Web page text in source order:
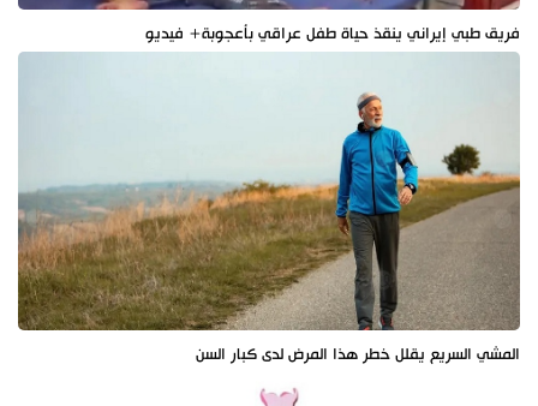
فريق طبي إيراني ينقذ حياة طفل عراقي بأعجوبة+ فيديو
المشي السريع يقلل خطر هذا المرض لدى كبار السن